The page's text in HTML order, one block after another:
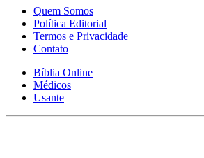
Quem Somos
Política Editorial
Termos e Privacidade
Contato
Bíblia Online
Médicos
Usante